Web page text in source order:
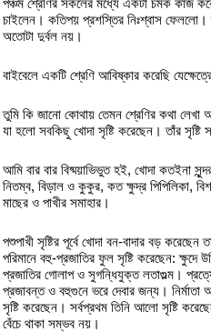
পঞ্চম শ্রেণির সকলের মধ্যে একটা চমক কাজ
চাইলেন। কতিপয় প্রশস্তির নিঃশ্বাস ফেললো।
অতোটা দুর্বল নয়।
বাইবেলে একটি শ্রেণি আবিষ্কার করেছি
তুমি কি জানো কোথায় তেমন শ্রেণির কথা লেখা
যা হলো সবকিছু খোদা সৃষ্টি করেছেন। তাঁর সৃষ্টি
আমি বার বার বিষ্ময়াভিভুত হই, খোদা কতইনা
নিতম্ব, বিড়াল ও কুকুর, কত ক্ষুদ্র পিপিলিকা,
মাছের ও পাখীর সমাহার।
পশুপাখী সৃষ্টির পূর্বে খোদা বন-বাদার বড়
পরিমানে বহু-প্রজাতির ফুল সৃষ্টি করেছেন: ক্ষুদে
প্রজাতির গোলাপ ও সুগন্ধিযুক্ত লতাগুল্ম।
প্রজাবন্ত ও বহুগুনে ভরে দেবার জন্য। নির্মাতা
সৃষ্টি করেছেন। সর্বপ্রথম তিনি আলো সৃষ্টি
বেঁচে থাকা সম্ভব নয়।